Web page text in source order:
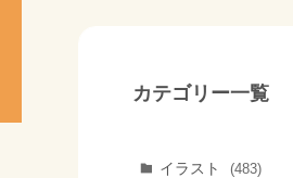
カテゴリー一覧
イラスト (483)